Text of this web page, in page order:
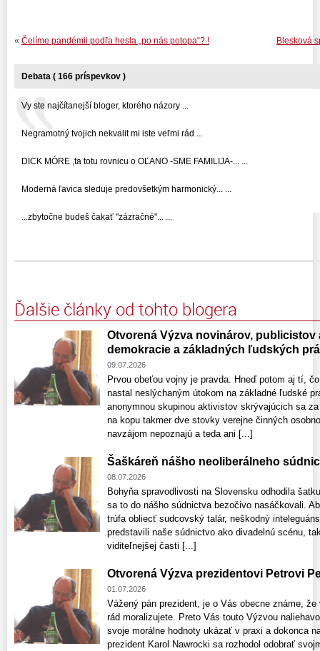
Blesková
« Čelíme pandémii podľa hesla „po nás potopa“? !
Debata ( 166 príspevkov )
Vy ste najčítanejší bloger, ktorého názory ...
Negramotný tvojich nekvalit mi iste veľmi rád ...
DICK MÓRE ,ta totu rovnicu o OĽANO -SME FAMILIJA-... ...
Moderná ľavica sleduje predovšetkým harmonický... ...
...zbytočne budeš čakať "zázračné"... ...
Ďalšie články od tohto blogera
Otvorená Výzva novinárov, publicistov
demokracie a základných ľudských
09.07.2026
Prvou obeťou vojny je pravda. Hneď potom aj tí,
nastal neslýchaným útokom na základné ľudské
anonymnou skupinou aktivistov skrývajúcich sa
na kopu takmer dve stovky verejne činných
navzájom nepoznajú a teda ani [...]
Šaškáreň nášho neoliberálneho
08.07.2026
Bohyňa spravodlivosti na Slovensku odhodila
sa to do nášho súdnictva bezočivo nasáčkovali.
trúfa obliecť sudcovský talár, neškodný
predstavili naše súdnictvo ako divadelnú scénu,
viditeľnejšej časti [...]
Otvorená Výzva prezidentovi Petrovi
01.07.2026
Vážený pán prezident, je o Vás obecne známe,
rád moralizujete. Preto Vás touto Výzvou
svoje morálne hodnoty ukázať v praxi a dokonca
prezident Karol Nawrocki sa rozhodol odobrať